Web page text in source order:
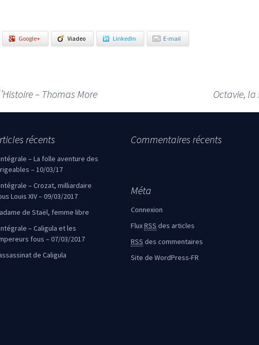
Google+ Viadeo LinkedIn E-mail
– Thomas More Octavie, la
récents
– La folle aventure des
– 10/03/17
– Crozat, milliardaire
Louis XIV – 09/03/2017
de Staël, femme libre
– Caligula et les
fous – 07/03/2017
de Caligula
Commentaires récents
Méta
Connexion
FluxRSS des articles
RSS des commentaires
Site de WordPress-FR